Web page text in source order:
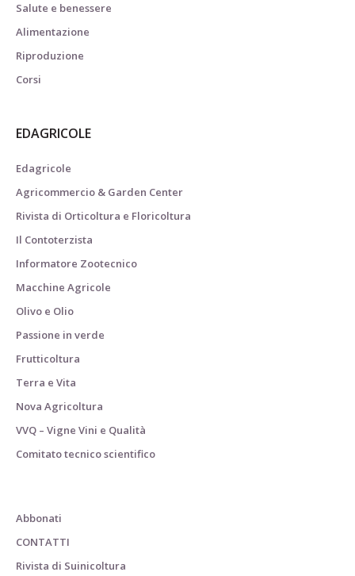
Salute e benessere
Alimentazione
Riproduzione
Corsi
EDAGRICOLE
Edagricole
Agricommercio & Garden Center
Rivista di Orticoltura e Floricoltura
Il Contoterzista
Informatore Zootecnico
Macchine Agricole
Olivo e Olio
Passione in verde
Frutticoltura
Terra e Vita
Nova Agricoltura
VVQ – Vigne Vini e Qualità
Comitato tecnico scientifico
Abbonati
CONTATTI
Rivista di Suinicoltura